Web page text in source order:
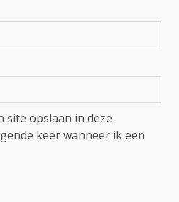
site opslaan in deze
keer wanneer ik een